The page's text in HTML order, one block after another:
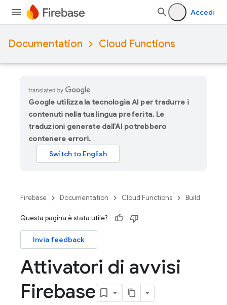
Accedi
Documentation Cloud Functions
Google utilizza la tecnologia AI per tradurre i
contenuti nella tua lingua preferita. Le
traduzioni generate dall'AI potrebbero
contenere errori.
Firebase Documentation Cloud Functions Build
Questa pagina è stata utile?
Invia feedback
Attivatori di avvisi
Firebase